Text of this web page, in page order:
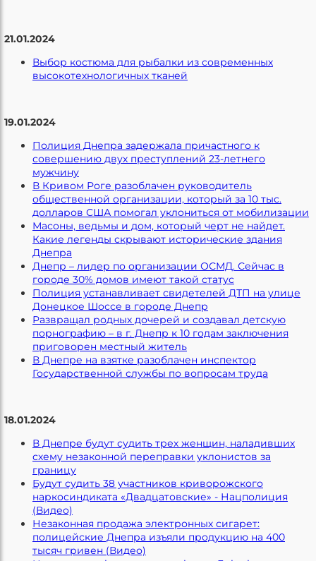
21.01.2024
Выбор костюма для рыбалки из современных
высокотехнологичных тканей
19.01.2024
Полиция Днепра задержала причастного к
совершению двух преступлений 23-летнего
мужчину
В Кривом Роге разоблачен руководитель
общественной организации, который за 10 тыс.
долларов США помогал уклониться от мобилизации
Масоны, ведьмы и дом, который черт не найдет.
Какие легенды скрывают исторические здания
Днепра
Днепр – лидер по организации ОСМД. Сейчас в
городе 30% домов имеют такой статус
Полиция устанавливает свидетелей ДТП на улице
Донецкое Шоссе в городе Днепр
Развращал родных дочерей и создавал детскую
порнографию – в г. Днепр к 10 годам заключения
приговорен местный житель
В Днепре на взятке разоблачен инспектор
Государственной службы по вопросам труда
18.01.2024
В Днепре будут судить трех женщин, наладивших
схему незаконной переправки уклонистов за
границу
Будут судить 38 участников криворожского
наркосиндиката «Двадцатовские» - Нацполиция
(Видео)
Незаконная продажа электронных сигарет:
полицейские Днепра изъяли продукцию на 400
тысяч гривен (Видео)